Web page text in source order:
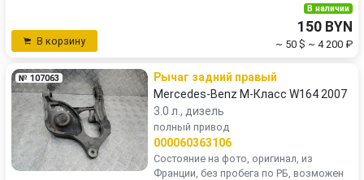
В корзину
В наличии
150 BYN
~ 50 $ ~ 4 200 ₽
№ 107063
Рычаг задний правый
Mercedes-Benz M-Класс W164 2007
3.0 л., дизель
полный привод
000060363106
Состояние на фото, оригинал, из
Франции, без пробега по РБ, возможен